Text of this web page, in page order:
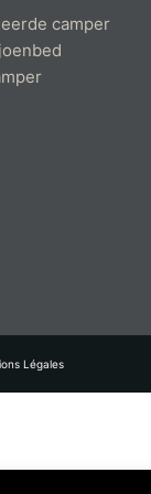
camper
Légales